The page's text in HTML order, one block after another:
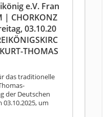
e.V. Fran
| CHORKONZ
03.10.20
THOMAS
das traditionelle
der Deutschen
um